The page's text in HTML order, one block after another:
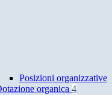
Posizioni organizzative
organica 4